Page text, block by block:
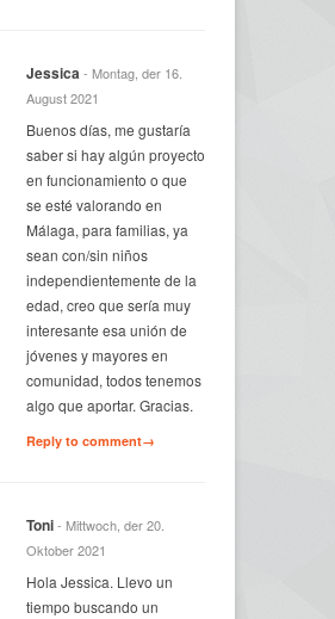
Jessica- Montag, der 16.
August 2021
Buenos días, me gustaría
saber si hay algún proyecto
en funcionamiento o que
se esté valorando en
Málaga, para familias, ya
sean con/sin niños
independientemente de la
edad, creo que sería muy
interesante esa unión de
jóvenes y mayores en
comunidad, todos tenemos
algo que aportar. Gracias.
Reply to comment→
Toni- Mittwoch, der 20.
Oktober 2021
Hola Jessica. Llevo un
tiempo buscando un